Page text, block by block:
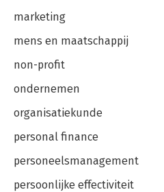
marketing
mens en maatschappij
non-profit
ondernemen
organisatiekunde
personal finance
personeelsmanagement
persoonlijke effectiviteit